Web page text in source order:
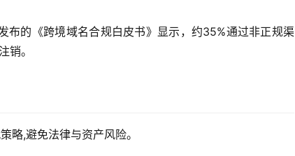
的《跨境域名合规白皮书》显示，约35%通过非正规渠
销。
略,避免法律与资产风险。